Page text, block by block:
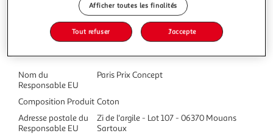
Caractéristiques
Nom du
Responsable EU
Paris Prix Concept
Composition Produit Coton
Adresse postale du
Responsable EU
Zi de l'argile - Lot 107 - 06370 Mouans
Sartoux
Afficher toutes les finalités
Tout refuser J'accepte